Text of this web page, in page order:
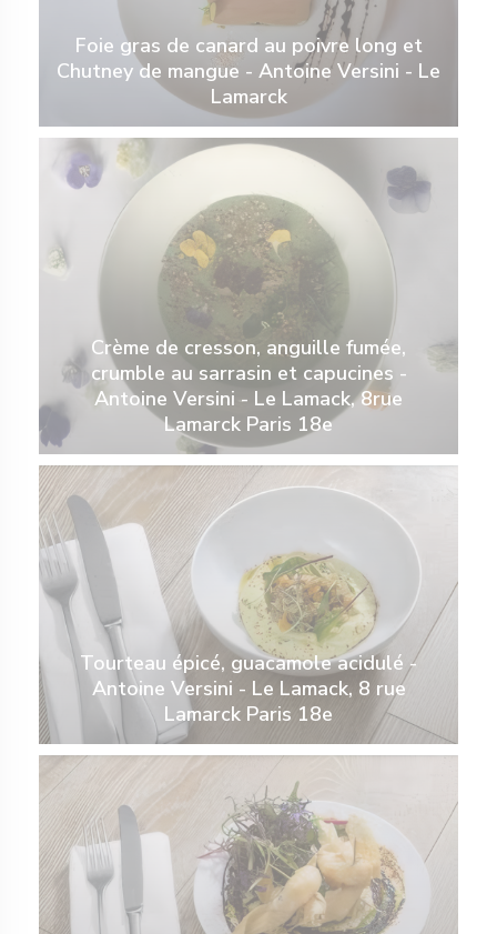
Foie gras de canard au poivre long et
Chutney de mangue - Antoine Versini - Le
Lamarck
Crème de cresson, anguille fumée,
crumble au sarrasin et capucines -
Antoine Versini - Le Lamack, 8rue
Lamarck Paris 18e
Tourteau épicé, guacamole acidulé -
Antoine Versini - Le Lamack, 8 rue
Lamarck Paris 18e